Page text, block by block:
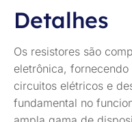
Detalhes
Os resistores são
eletrônica,
circuitos elétricos e
fundamental no